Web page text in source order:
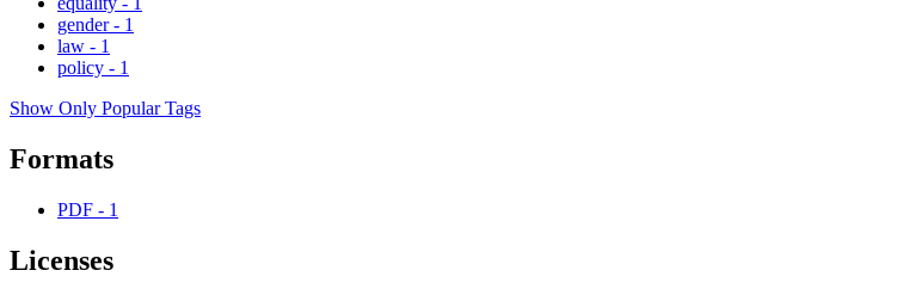
gender - 1
law - 1
policy - 1
Show Only Popular Tags
Formats
PDF - 1
Licenses